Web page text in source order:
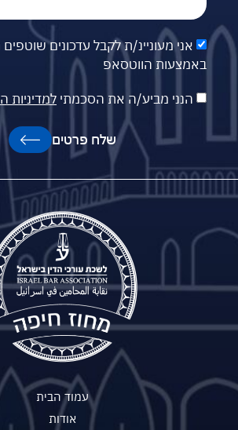
אני מעוניינ/ת לקבל עדכונים
באמצעות הווטסאפ
הנני מביע/ה את הסכמתי למדיניות
שלח פרטים
עמוד הבית
אודות